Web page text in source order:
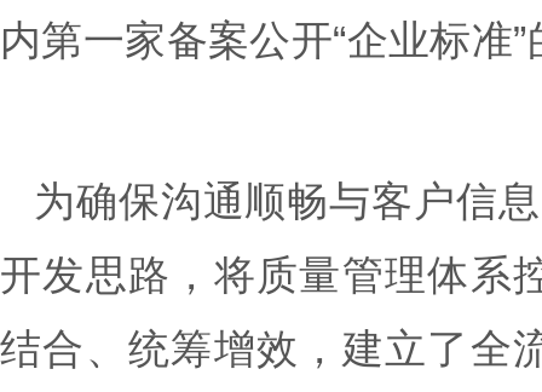
内第一家备案公开“企业标准
为确保沟通顺畅与客户信
开发思路，将质量管理体系
结合、统筹增效，建立了全